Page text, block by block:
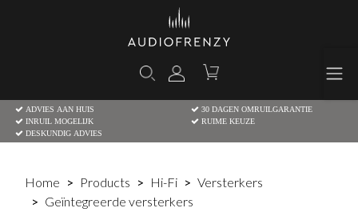
ADVIES AAN HUIS
30 DAGEN OMRUILGARANTIE
INRUIL MOGELIJK
RUIME KEUZE
DESKUNDIG ADVIES
Home Products Hi-Fi
Versterkers
Geïntegreerde versterkers